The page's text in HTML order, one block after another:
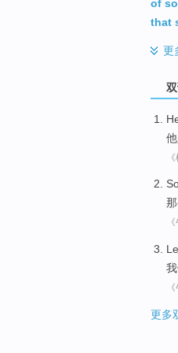
of
that
更
他
更多